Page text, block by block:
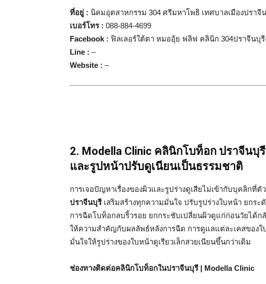
ที่อยู่ : นิคมอุตสาหกรรม 304 ศรีมหาโพธิ เทศบาลเมืองปราจี
เบอร์โทร : 088-884-4699
Facebook : ฟิลเลอร์ใต้ตา หมออุ้ย ฟลิฟ คลินิก 304ปราจีนบุ
Line : –
Website : –
2. Modella Clinic คลินิกโบท็อก ปราจีนบุ
และรูปหน้าปรับดูเนียนเป็นธรรมชาติ
การเจอปัญหาเรื่องของผิวและรูปร่างดูเสียไม่เข้ากับบุคลิกที่ตั
ปราจีนบุรีเสริมสร้างทุกความมั่นใจ ปรับรูปร่างใบหน้า ยกร
การฉีดโบท็อกลบริ้วรอย ยกกระชับเปลี่ยนผิวดูแก่ก่อนวัยได้
ให้ความสำคัญกับผลลัพธ์หลังการฉีด การดูแลแต่ละเคสของใ
มั่นใจให้รูปร่างของใบหน้าดูเรียวเล็กสวยเนียนขึ้นกว่าเดิม
ช่องทางติดต่อคลินิกโบท็อกในปราจีนบุรี | Modella Clinic